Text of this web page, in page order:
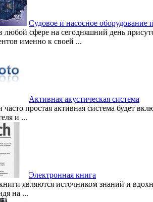
Судовое и насосное оборудование
любой сфере на сегодняшний день
именно к своей ...
Активная акустическая система
простая активная система будет
и ...
Электронная книга
являются источником знаний и
на ...